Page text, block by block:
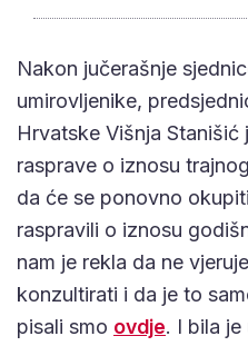
Nakon jučerašnje
umirovljenike,
Hrvatske Višnja Stanišić
rasprave o iznosu
da će se ponovno
raspravili o iznosu
nam je rekla da ne
konzultirati i da je to
pisali smo ovdje. I bila je